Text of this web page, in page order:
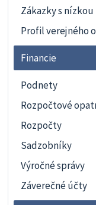
Zákazky s
Profil verejného
Financie
Podnety
Rozpočtové
Rozpočty
Sadzobníky
Výročné správy
Záverečné účty